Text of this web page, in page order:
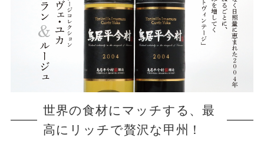
世界の食材にマッチする、最
高にリッチで贅沢な甲州！